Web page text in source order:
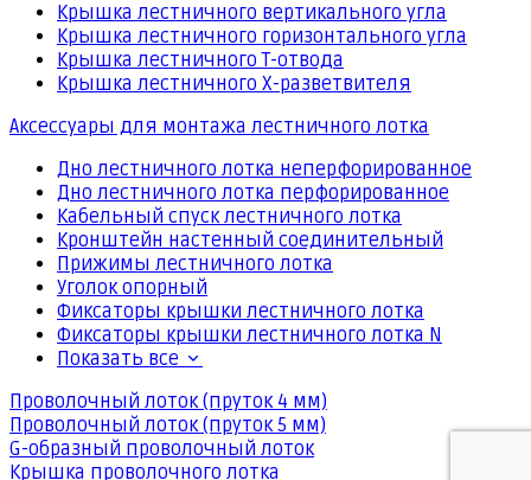
Крышка лестничного вертикального угла
Крышка лестничного горизонтального угла
Крышка лестничного Т-отвода
Крышка лестничного Х-разветвителя
Аксессуары для монтажа лестничного лотка
Дно лестничного лотка неперфорированное
Дно лестничного лотка перфорированное
Кабельный спуск лестничного лотка
Кронштейн настенный соединительный
Прижимы лестничного лотка
Уголок опорный
Фиксаторы крышки лестничного лотка
Фиксаторы крышки лестничного лотка N
Показать все
Проволочный лоток (пруток 4 мм)
Проволочный лоток (пруток 5 мм)
G-образный проволочный лоток
Крышка проволочного лотка